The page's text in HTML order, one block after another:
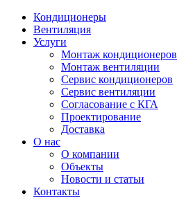
Кондиционеры
Вентиляция
Услуги
Монтаж кондиционеров
Монтаж вентиляции
Сервис кондиционеров
Сервис вентиляции
Согласование с КГА
Проектирование
Доставка
О нас
О компании
Объекты
Новости и статьи
Контакты